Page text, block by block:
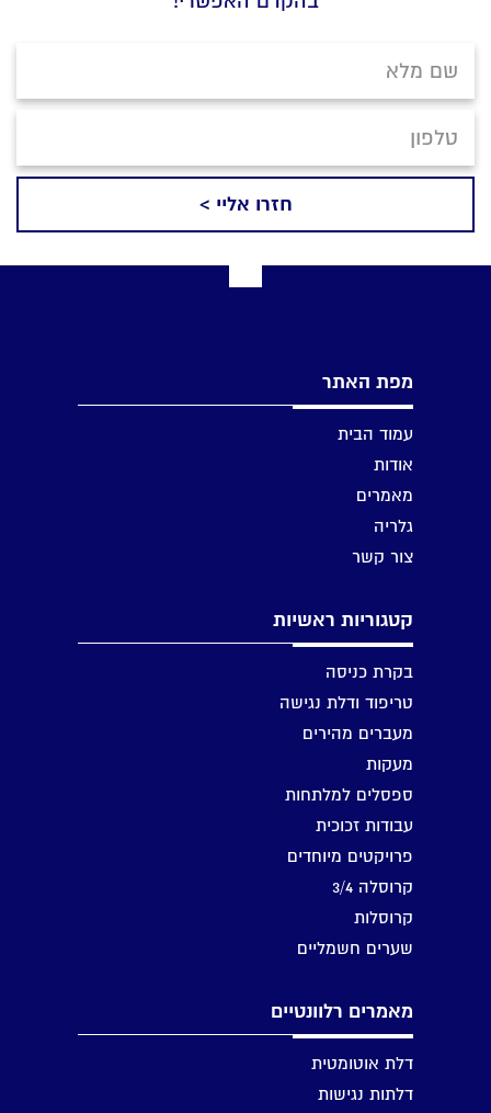
מפת האתר
עמוד הבית
אודות
מאמרים
גלריה
צור קשר
קטגוריות ראשיות
בקרת כניסה
טריפוד ודלת נגישה
מעברים מהירים
מעקות
ספסלים למלתחות
עבודות זכוכית
פרויקטים מיוחדים
קרוסלה 3/4
קרוסלות
שערים חשמליים
מאמרים רלוונטיים
דלת אוטומטית
דלתות נגישות